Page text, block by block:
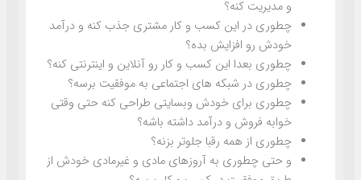
و مدیریت کنه؟
چطوری در این کسب و کار مشتری جذب کنه و درآمد
خودش رو افزایش بده؟
چطوری بعدا این کسب و کار رو آنلاین و اینترنتی کنه؟
چطوری در شبکه های اجتماعی به موفقیت برسه؟
چطوری برای خودش وبسایتی طراحی کنه حتی وقتی
خوابه فروش و درآمد داشته باشه؟
چطوری از همه رقبا جلوتر بزنه؟
و حتی چطوری به آروزهای مادی و غیرمادی خودش از